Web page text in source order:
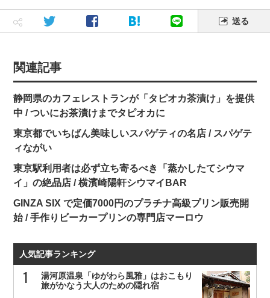
送る
関連記事
静岡県のカフェレストランが「タピオカ茶漬け」を提供
中 / ついにお茶漬けまでタピオカに
東京都でいちばん美味しいスパゲティの名店 / スパゲテ
ィながい
東京駅利用者は必ず立ち寄るべき「蒸かしたてシウマ
イ」の絶品店 / 横濱崎陽軒シウマイBAR
GINZA SIX で定価7000円のプラチナ高級プリン販売開
始 / 手作りビーカープリンの専門店マーロウ
人気記事ランキング
湯河原温泉「ゆがわら風雅」はおこもり
旅がかなう大人のための隠れ宿